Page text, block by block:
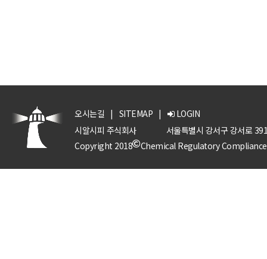
오시는길 | SITEMAP |
LOGIN
시알시피 주식회사
서울특별시 강서구 강서로
Copyright 2018
Chemical Regulatory